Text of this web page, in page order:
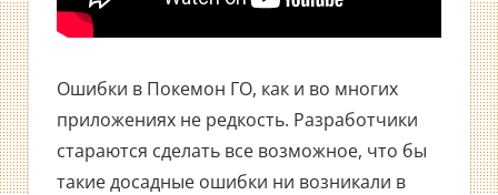
Ошибки в Покемон ГО, как и во многих
приложениях не редкость. Разработчики
стараются сделать все возможное, что бы
такие досадные ошибки ни возникали в